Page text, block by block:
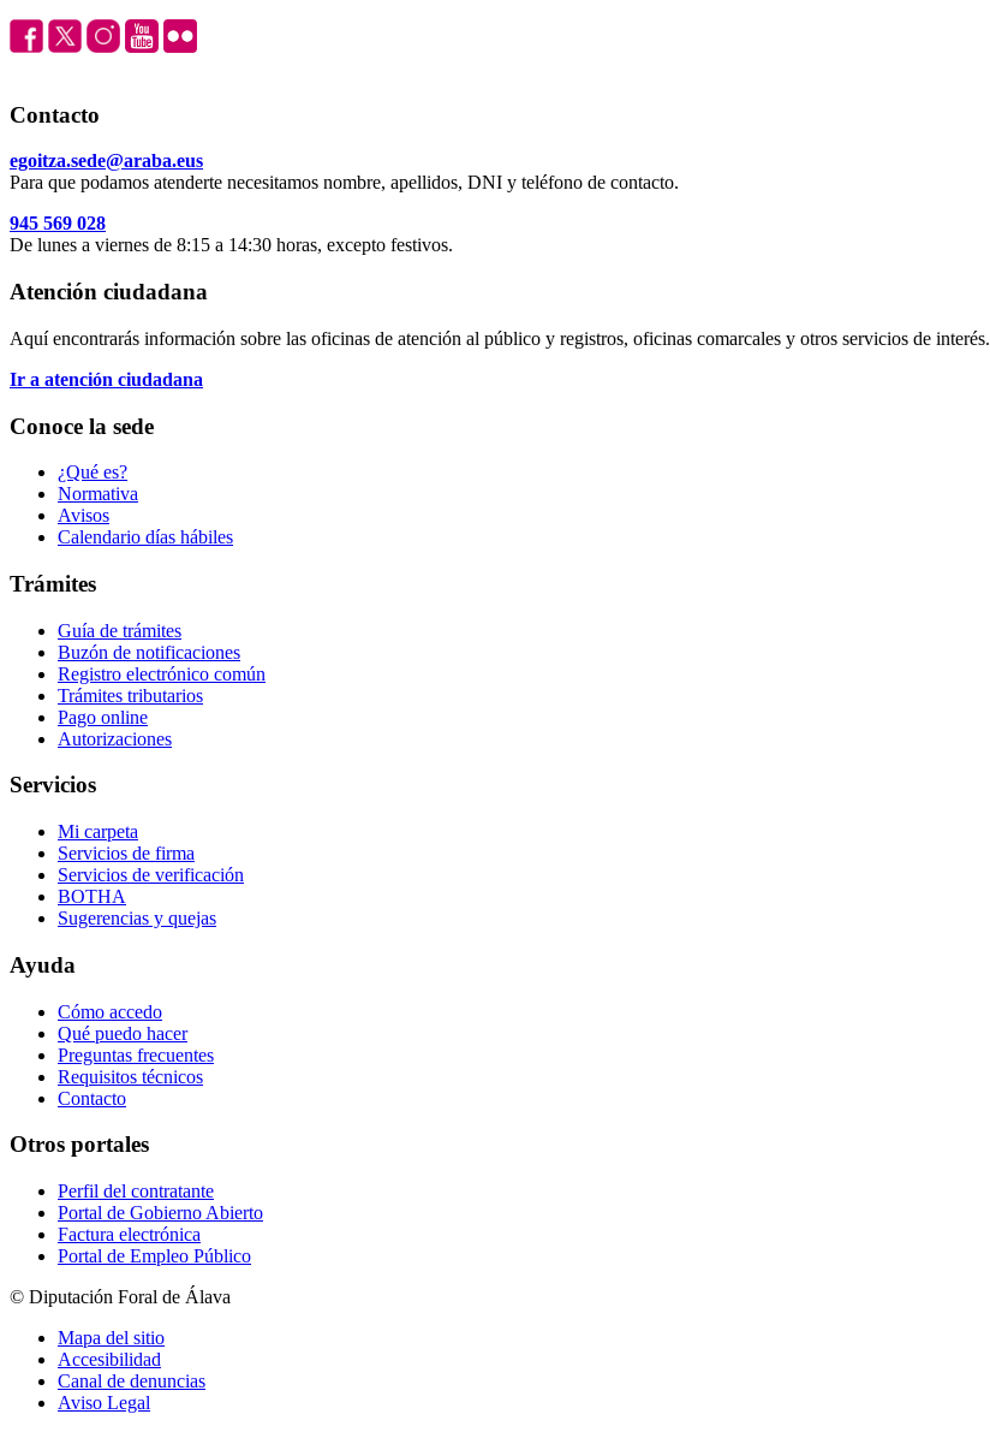
Contacto
egoitza.sede@araba.eus
Para que podamos atenderte necesitamos nombre, apellidos, DNI y teléfono de contacto.
945 569 028
De lunes a viernes de 8:15 a 14:30 horas, excepto festivos.
Atención ciudadana
Aquí encontrarás información sobre las oficinas de atención al público y registros, oficinas comarcales y otros servicios de interés.
Ir a atención ciudadana
Conoce la sede
¿Qué es?
Normativa
Avisos
Calendario días hábiles
Trámites
Guía de trámites
Buzón de notificaciones
Registro electrónico común
Trámites tributarios
Pago online
Autorizaciones
Servicios
Mi carpeta
Servicios de firma
Servicios de verificación
BOTHA
Sugerencias y quejas
Ayuda
Cómo accedo
Qué puedo hacer
Preguntas frecuentes
Requisitos técnicos
Contacto
Otros portales
Perfil del contratante
Portal de Gobierno Abierto
Factura electrónica
Portal de Empleo Público
© Diputación Foral de Álava
Mapa del sitio
Accesibilidad
Canal de denuncias
Aviso Legal